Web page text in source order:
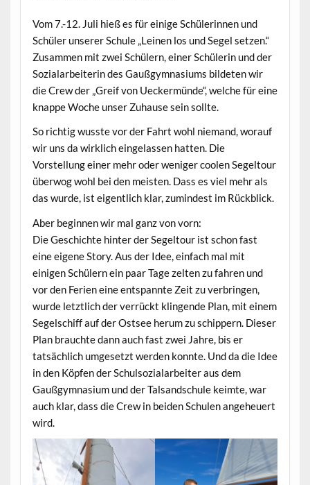
Vom 7.-12. Juli hieß es für einige Schülerinnen und
Schüler unserer Schule „Leinen los und Segel setzen.“
Zusammen mit zwei Schülern, einer Schülerin und der
Sozialarbeiterin des Gaußgymnasiums bildeten wir
die Crew der „Greif von Ueckermünde“, welche für eine
knappe Woche unser Zuhause sein sollte.
So richtig wusste vor der Fahrt wohl niemand, worauf
wir uns da wirklich eingelassen hatten. Die
Vorstellung einer mehr oder weniger coolen Segeltour
überwog wohl bei den meisten. Dass es viel mehr als
das wurde, ist eigentlich klar, zumindest im Rückblick.
Aber beginnen wir mal ganz von vorn:
Die Geschichte hinter der Segeltour ist schon fast
eine eigene Story. Aus der Idee, einfach mal mit
einigen Schülern ein paar Tage zelten zu fahren und
vor den Ferien eine entspannte Zeit zu verbringen,
wurde letztlich der verrückt klingende Plan, mit einem
Segelschiff auf der Ostsee herum zu schippern. Dieser
Plan brauchte dann auch fast zwei Jahre, bis er
tatsächlich umgesetzt werden konnte. Und da die Idee
in den Köpfen der Schulsozialarbeiter aus dem
Gaußgymnasium und der Talsandschule keimte, war
auch klar, dass die Crew in beiden Schulen angeheuert
wird.